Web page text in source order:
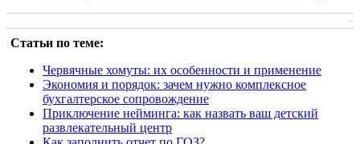
Статьи по теме:
Червячные хомуты: их особенности и применение
Экономия и порядок: зачем нужно комплексное
бухгалтерское сопровождение
Приключение нейминга: как назвать ваш детский
развлекательный центр